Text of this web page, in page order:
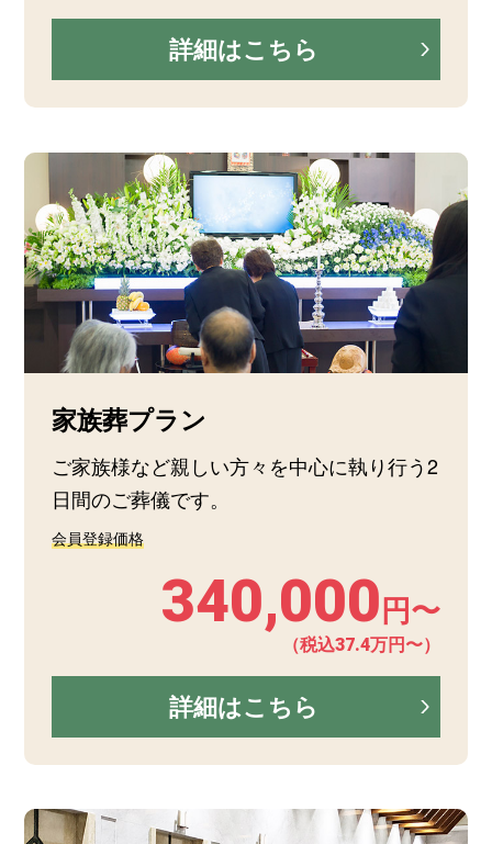
詳細はこちら
家族葬プラン
ご家族様など親しい方々を中心に執り行う2
日間のご葬儀です。
会員登録価格
340,000 円〜
（税込37.4万円〜）
詳細はこちら